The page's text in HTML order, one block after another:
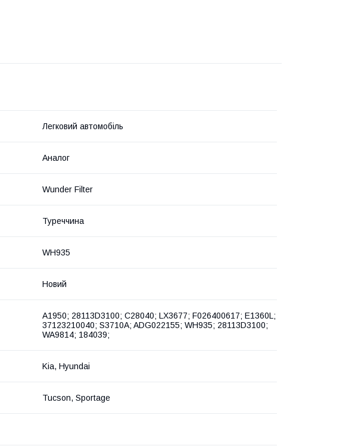
Легковий автомобіль
Аналог
Wunder Filter
Туреччина
WH935
Новий
A1950; 28113D3100; C28040; LX3677; F026400617; E1360L;
37123210040; S3710A; ADG022155; WH935; 28113D3100;
WA9814; 184039;
Kia, Hyundai
Tucson, Sportage